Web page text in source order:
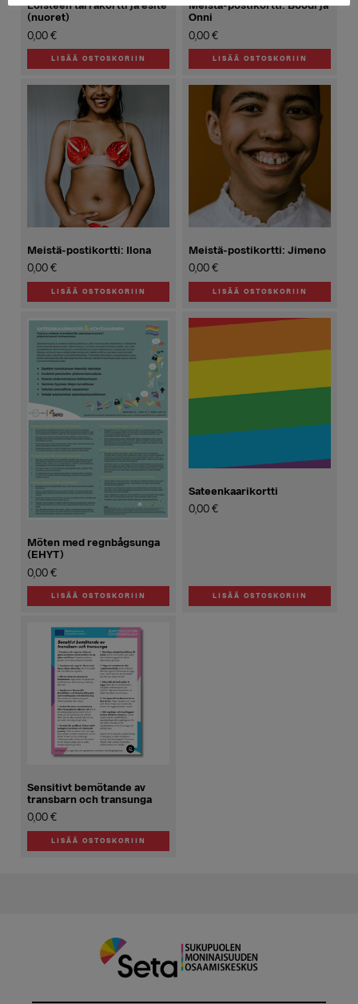
Loisteen tarrakortti ja esite
(nuoret)
0,00€
LISÄÄ OSTOSKORIIN
Meistä-postikortti: Boodi ja
Onni
0,00€
LISÄÄ OSTOSKORIIN
Meistä-postikortti: Ilona
0,00€
LISÄÄ OSTOSKORIIN
Meistä-postikortti: Jimeno
0,00€
LISÄÄ OSTOSKORIIN
Möten med regnbågsunga
(EHYT)
0,00€
LISÄÄ OSTOSKORIIN
Sateenkaarikortti
0,00€
LISÄÄ OSTOSKORIIN
Sensitivt bemötande av
transbarn och transunga
0,00€
LISÄÄ OSTOSKORIIN